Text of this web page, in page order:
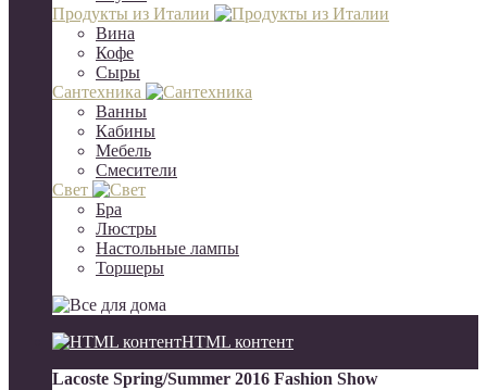
Продукты из Италии
Вина
Кофе
Сыры
Сантехника
Ванны
Кабины
Мебель
Смесители
Свет
Бра
Люстры
Настольные лампы
Торшеры
HTML контент
Lacoste Spring/Summer 2016 Fashion Show